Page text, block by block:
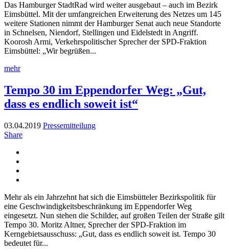
Das Hamburger StadtRad wird weiter ausgebaut – auch im Bezirk
Eimsbüttel. Mit der umfangreichen Erweiterung des Netzes um 145
weitere Stationen nimmt der Hamburger Senat auch neue Standorte
in Schnelsen, Niendorf, Stellingen und Eidelstedt in Angriff.
Koorosh Armi, Verkehrspolitischer Sprecher der SPD-Fraktion
Eimsbüttel: „Wir begrüßen...
mehr
Tempo 30 im Eppendorfer Weg: „Gut,
dass es endlich soweit ist“
03.04.2019 Pressemitteilung
Share
Mehr als ein Jahrzehnt hat sich die Eimsbütteler Bezirkspolitik für
eine Geschwindigkeitsbeschränkung im Eppendorfer Weg
eingesetzt. Nun stehen die Schilder, auf großen Teilen der Straße gilt
Tempo 30. Moritz Altner, Sprecher der SPD-Fraktion im
Kerngebietsausschuss: „Gut, dass es endlich soweit ist. Tempo 30
bedeutet für...